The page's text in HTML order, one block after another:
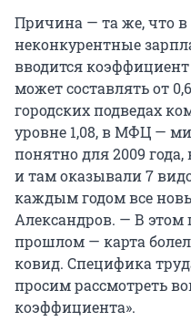
Причина — та же, что в
неконкурентные
вводится
может составлять от
городских подведах
уровне 1,08, в МФЦ —
понятно для 2009 года,
и там оказывали 7
каждым годом все
Александров. — В этом
прошлом — карта
ковид. Специфика
просим рассмотреть
коэффициента».